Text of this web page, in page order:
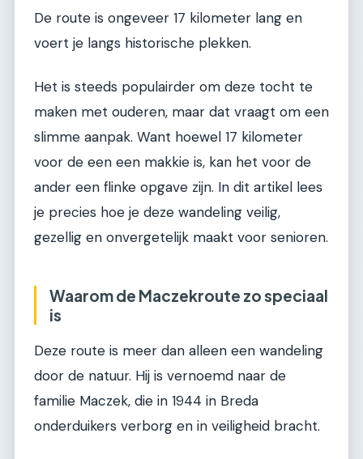
De route is ongeveer 17 kilometer lang en
voert je langs historische plekken.
Het is steeds populairder om deze tocht te
maken met ouderen, maar dat vraagt om een
slimme aanpak. Want hoewel 17 kilometer
voor de een een makkie is, kan het voor de
ander een flinke opgave zijn. In dit artikel lees
je precies hoe je deze wandeling veilig,
gezellig en onvergetelijk maakt voor senioren.
Waarom de Maczekroute zo speciaal
is
Deze route is meer dan alleen een wandeling
door de natuur. Hij is vernoemd naar de
familie Maczek, die in 1944 in Breda
onderduikers verborg en in veiligheid bracht.